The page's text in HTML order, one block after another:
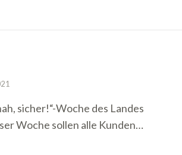
sicher!“-Woche des Landes
Woche sollen alle Kunden…